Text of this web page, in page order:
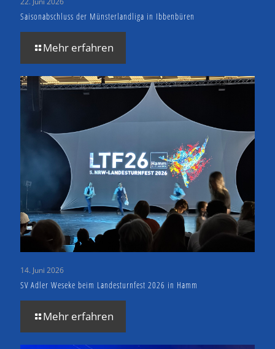
Saisonabschluss der Münsterlandliga in Ibbenbüren
Mehr erfahren
14. Juni 2026
SV Adler Weseke beim Landesturnfest 2026 in Hamm
Mehr erfahren